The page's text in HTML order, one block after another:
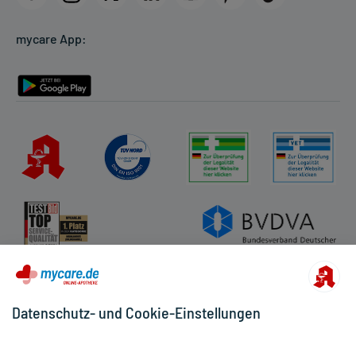
Rückgabe/Widerruf
mycare App:
Datenschutz- und Cookie-Einstellungen